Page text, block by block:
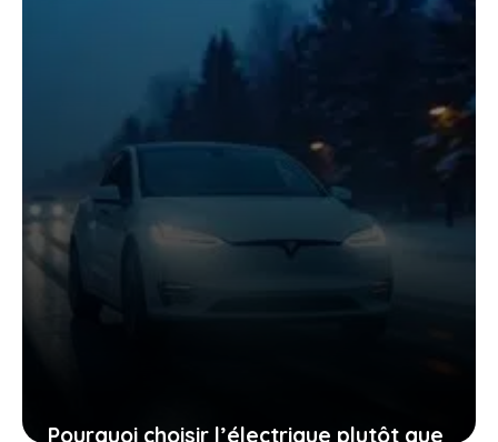
Pourquoi choisir l’électrique plutôt que